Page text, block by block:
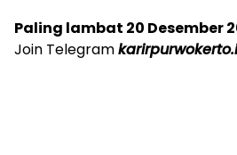
Paling lambat 20 Desember
Join Telegramka